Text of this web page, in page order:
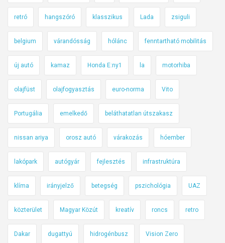
retró hangszóró klasszikus Lada zsiguli
belgium várandósság hólánc fenntartható mobilitás
új autó kamaz Honda E:ny1 la motorhiba
olajfüst olajfogyasztás euro-norma Vito
Portugália emelkedő beláthatatlan útszakasz
nissan ariya orosz autó várakozás hóember
lakópark autógyár fejlesztés infrastruktúra
klíma irányjelző betegség pszichológia UAZ
közterület Magyar Közút kreatív roncs retro
Dakar dugattyú hidrogénbusz Vision Zero